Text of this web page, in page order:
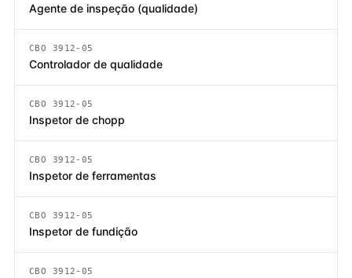
Agente de inspeção (qualidade)
CBO 3912-05
Controlador de qualidade
CBO 3912-05
Inspetor de chopp
CBO 3912-05
Inspetor de ferramentas
CBO 3912-05
Inspetor de fundição
CBO 3912-05